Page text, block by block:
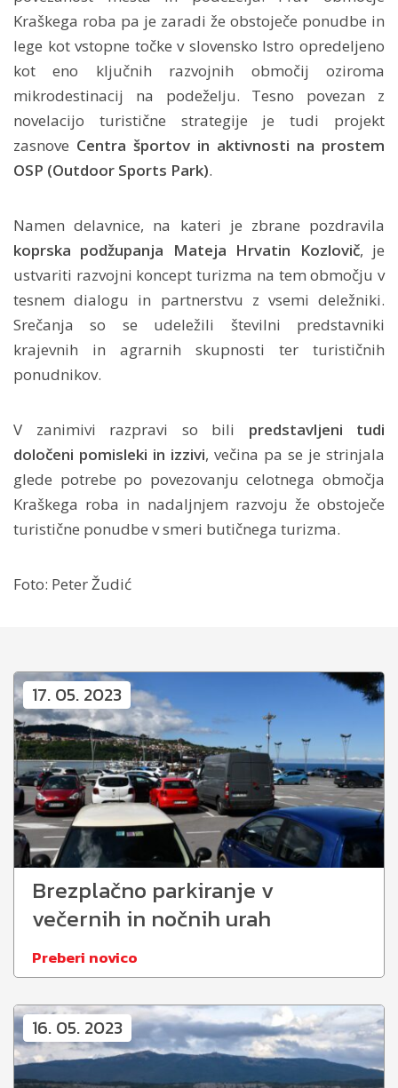
Kraškega roba pa je zaradi že obstoječe ponudbe in
lege kot vstopne točke v slovensko Istro opredeljeno
kot eno ključnih razvojnih območij oziroma
mikrodestinacij na podeželju. Tesno povezan z
novelacijo turistične strategije je tudi projekt
zasnove Centra športov in aktivnosti na prostem
OSP (Outdoor Sports Park).
Namen delavnice, na kateri je zbrane pozdravila
koprska podžupanja Mateja Hrvatin Kozlovič, je
ustvariti razvojni koncept turizma na tem območju v
tesnem dialogu in partnerstvu z vsemi deležniki.
Srečanja so se udeležili številni predstavniki
krajevnih in agrarnih skupnosti ter turističnih
ponudnikov.
V zanimivi razpravi so bili predstavljeni tudi
določeni pomisleki in izzivi, večina pa se je strinjala
glede potrebe po povezovanju celotnega območja
Kraškega roba in nadaljnjem razvoju že obstoječe
turistične ponudbe v smeri butičnega turizma.
Foto: Peter Žudić
17. 05. 2023
Brezplačno parkiranje v
večernih in nočnih urah
Preberi novico
16. 05. 2023